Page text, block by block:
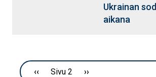
Ukrainan
aikana
Sivutus
Edellinen sivu
‹‹ Sivu 2 Seuraava sivu
››